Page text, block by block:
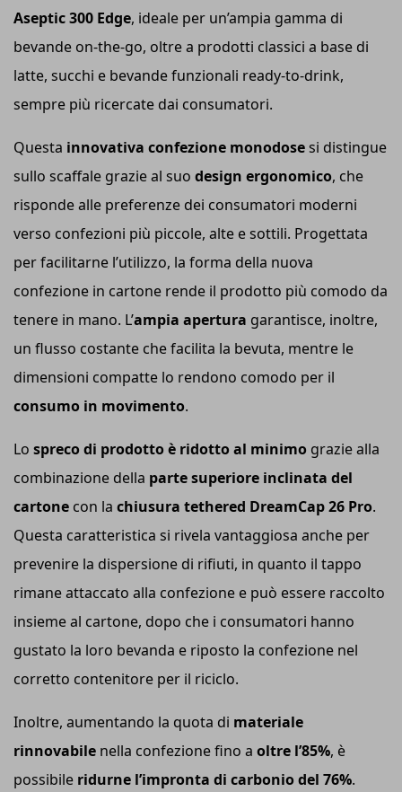
Aseptic 300 Edge, ideale per un’ampia gamma di
bevande on-the-go, oltre a prodotti classici a base di
latte, succhi e bevande funzionali ready-to-drink,
sempre più ricercate dai consumatori.
Questa innovativa confezione monodosesi distingue
sullo scaffale grazie al suo design ergonomico, che
risponde alle preferenze dei consumatori moderni
verso confezioni più piccole, alte e sottili. Progettata
per facilitarne l’utilizzo, la forma della nuova
confezione in cartone rende il prodotto più comodo da
tenere in mano. L’ampia apertura garantisce, inoltre,
un flusso costante che facilita la bevuta, mentre le
dimensioni compatte lo rendono comodo per il
consumo in movimento.
Lo spreco di prodotto è ridotto al minimo grazie alla
combinazione della parte superiore inclinata del
cartone con la chiusura tethered DreamCap 26 Pro.
Questa caratteristica si rivela vantaggiosa anche per
prevenire la dispersione di rifiuti, in quanto il tappo
rimane attaccato alla confezione e può essere raccolto
insieme al cartone, dopo che i consumatori hanno
gustato la loro bevanda e riposto la confezione nel
corretto contenitore per il riciclo.
Inoltre, aumentando la quota di materiale
rinnovabile nella confezione fino a oltre l’85%, è
possibile ridurne l’impronta di carbonio del 76%.